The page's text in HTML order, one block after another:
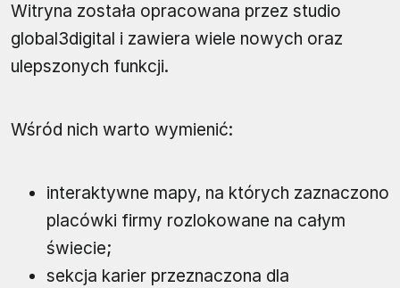
Witryna została opracowana przez studio
global3digital i zawiera wiele nowych oraz
ulepszonych funkcji.
Wśród nich warto wymienić:
interaktywne mapy, na których zaznaczono
placówki firmy rozlokowane na całym
świecie;
sekcja karier przeznaczona dla